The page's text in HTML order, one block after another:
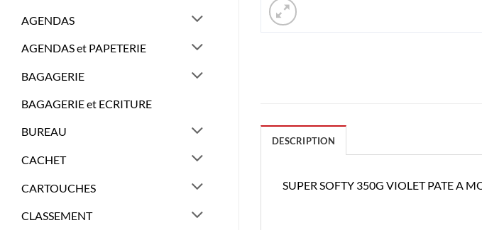
AGENDAS
AGENDAS et PAPETERIE
BAGAGERIE
BAGAGERIE et ECRITURE
BUREAU
CACHET
CARTOUCHES
CLASSEMENT
DESCRIPTION
SUPER SOFTY 350G VIOLET PATE A